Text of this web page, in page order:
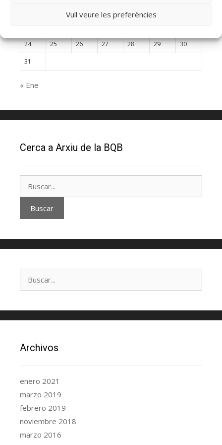
Vull veure les preferències
24 25 26 27 28 29 30
31
« Ene
Cerca a Arxiu de la BQB
Archivos
enero 2021
marzo 2019
febrero 2019
noviembre 2018
marzo 2016